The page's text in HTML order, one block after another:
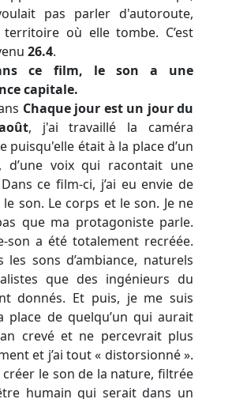
pas parler d'autoroute,
où elle tombe. C’est
26.4.
ce film, le son a une
capitale.
Chaque jour est un jour du
, j'ai travaillé la caméra
puisqu'elle était à la place d’un
d’une voix qui racontait une
ce film-ci, j’ai eu envie de
son. Le corps et le son. Je ne
que ma protagoniste parle.
son a été totalement recréée.
les sons d’ambiance, naturels
que des ingénieurs du
donnés. Et puis, je me suis
place de quelqu’un qui aurait
crevé et ne percevrait plus
et j’ai tout « distorsionné ».
créer le son de la nature, filtrée
humain qui serait dans un